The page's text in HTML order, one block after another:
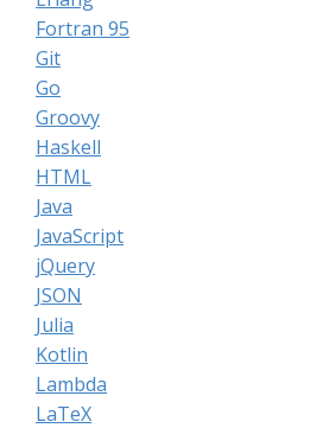
Fortran 95
Git
Go
Groovy
Haskell
HTML
Java
JavaScript
jQuery
JSON
Julia
Kotlin
Lambda
LaTeX